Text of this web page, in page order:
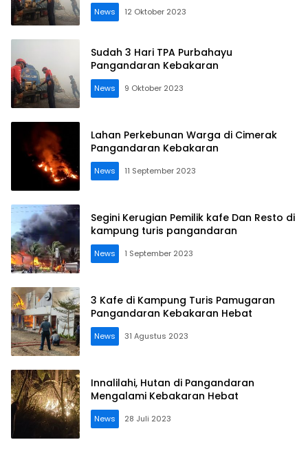
News 12 Oktober 2023
Sudah 3 Hari TPA Purbahayu
Pangandaran Kebakaran
News 9 Oktober 2023
Lahan Perkebunan Warga di Cimerak
Pangandaran Kebakaran
News 11 September 2023
Segini Kerugian Pemilik kafe Dan Resto di
kampung turis pangandaran
News 1 September 2023
3 Kafe di Kampung Turis Pamugaran
Pangandaran Kebakaran Hebat
News 31 Agustus 2023
Innalilahi, Hutan di Pangandaran
Mengalami Kebakaran Hebat
News 28 Juli 2023